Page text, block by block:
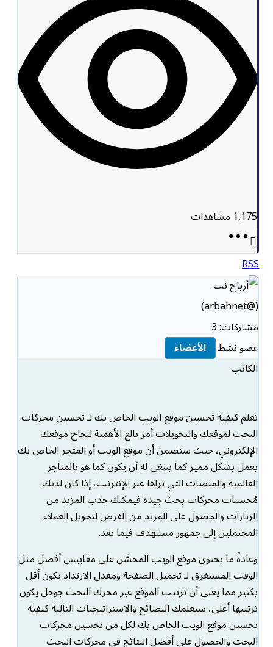
1,175مشاهدات
RSS
(@arbahnet)
مشاركات: 3
عضو نشط
الأعضاء
الكاتب
تعلم كيفية تحسين موقع الويب الخاص بك لـ تحسين محركات
البحث لموقعك والتحويلات أمر بالغ الأهمية لنجاح موقعك
الإلكتروني، حيث ستضمن أن موقع الويب أو المتجر الخاص بك
يعمل بشكل مميز كما ينبغي له أن يكون كما هو بالمتاجر
العالمية والمنصات التي نراها عبر الإنترنت، إذا كان لديك
مُحسنات محركات بحث جيدة فيمكنك جذب المزيد من
الزيارات والحصول على المزيد من الفرص لتحويل العملاء
المحتملين إلى جمهور مستهدف فيما بعد.
وعادةً ما يحتوي موقع الويب المحسَّن على مقاييس أفضل مثل
الوقت المستغرق لـ تحميل الصفحة ومعدل الارتداد يكون أقل
بكثير مما يعني أن ترتيب الموقع عبر محرك البحث جوجل يكون
ترتيبها أعلى، ستعلمك النصائح والاستراتيجيات التالية كيفية
تحسين موقع الويب الخاص بك لكل من تحسين محركات
البحث والحصول على أفضل النتائج في محركات البحث